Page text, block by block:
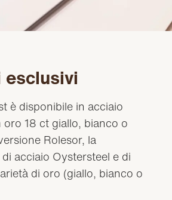
è disponibile in acciaio
oro 18 ct giallo, bianco o
Rolesor, la
acciaio Oystersteel e di
di oro (giallo, bianco o